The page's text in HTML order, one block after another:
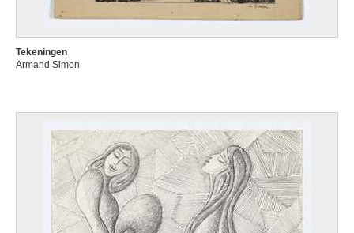
Tekeningen
Armand Simon